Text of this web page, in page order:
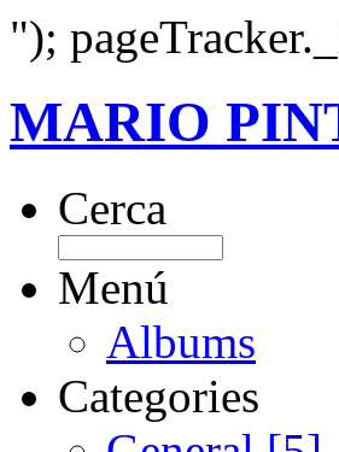
");
MARIO
Cerca
Menú
Albums
Categories